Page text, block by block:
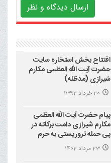
ارسال دیدگاه و نظر
افتتاح بخش استخاره سایت
حضرت آیت الله العظمی مکارم
شیرازی (مدظله)
20 خرداد 1392
پیام حضرت آیت الله العظمی
مکارم شیرازی دامت برکاته در
پی حمله تروریستی به حرم
احمد بن موسی علیه السلام
(شاهچراغ)
23 مرداد 1402